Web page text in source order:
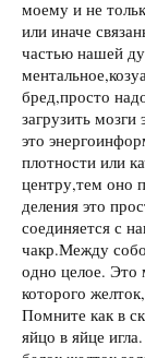
моему и не
или иначе
частью нашей
бред,просто
загрузить мозги
это
плотности или
центру,тем оно
деления это
соединяется с
чакр.Между
одно целое. Это
которого
Помните как в
яйцо в яйце